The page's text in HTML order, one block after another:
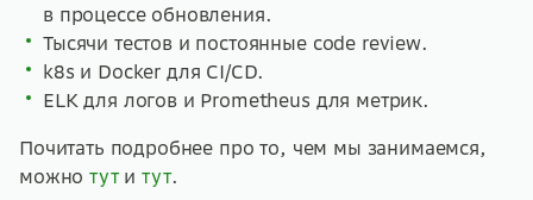
в процессе обновления.
Тысячи тестов и постоянные code review.
k8s и Docker для CI/CD.
ELK для логов и Prometheus для метрик.
Почитать подробнее про то, чем мы занимаемся,
можнотутитут.